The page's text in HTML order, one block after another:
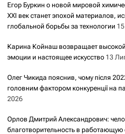
Егор Буркин о новой мировой
XXI век станет эпохой материалов,
глобальной борьбы за технологии
Карина Койнаш возвращает
эмоции и настоящее искусство 13
Олег Чикида пояснив, чому після
головним фактором конкуренції на
2026
Орлов Дмитрий Александрович:
благотворительность в работающую